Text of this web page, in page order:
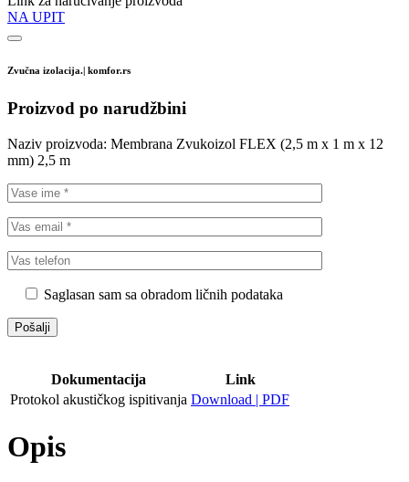
NA UPIT
Zvučna izolacija.| komfor.rs
Proizvod po narudžbini
Naziv proizvoda: Membrana Zvukoizol FLEX (2,5 m x 1 m x 12
mm) 2,5 m
Saglasan sam sa obradom ličnih podataka
Dokumentacija
Link
Protokol akustičkog ispitivanja Download | PDF
Opis